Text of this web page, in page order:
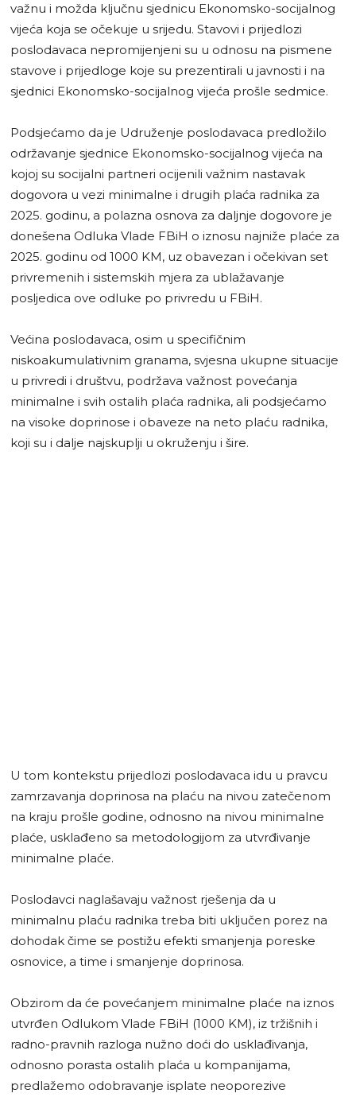
važnu i možda ključnu sjednicu Ekonomsko-socijalnog
vijeća koja se očekuje u srijedu. Stavovi i prijedlozi
poslodavaca nepromijenjeni su u odnosu na pismene
stavove i prijedloge koje su prezentirali u javnosti i na
sjednici Ekonomsko-socijalnog vijeća prošle sedmice.
Podsjećamo da je Udruženje poslodavaca predložilo
održavanje sjednice Ekonomsko-socijalnog vijeća na
kojoj su socijalni partneri ocijenili važnim nastavak
dogovora u vezi minimalne i drugih plaća radnika za
2025. godinu, a polazna osnova za daljnje dogovore je
donešena Odluka Vlade FBiH o iznosu najniže plaće za
2025. godinu od 1000 KM, uz obavezan i očekivan set
privremenih i sistemskih mjera za ublažavanje
posljedica ove odluke po privredu u FBiH.
Većina poslodavaca, osim u specifičnim
niskoakumulativnim granama, svjesna ukupne situacije
u privredi i društvu, podržava važnost povećanja
minimalne i svih ostalih plaća radnika, ali podsjećamo
na visoke doprinose i obaveze na neto plaću radnika,
koji su i dalje najskuplji u okruženju i šire.
U tom kontekstu prijedlozi poslodavaca idu u pravcu
zamrzavanja doprinosa na plaću na nivou zatečenom
na kraju prošle godine, odnosno na nivou minimalne
plaće, usklađeno sa metodologijom za utvrđivanje
minimalne plaće.
Poslodavci naglašavaju važnost rješenja da u
minimalnu plaću radnika treba biti uključen porez na
dohodak čime se postižu efekti smanjenja poreske
osnovice, a time i smanjenje doprinosa.
Obzirom da će povećanjem minimalne plaće na iznos
utvrđen Odlukom Vlade FBiH (1000 KM), iz tržišnih i
radno-pravnih razloga nužno doći do usklađivanja,
odnosno porasta ostalih plaća u kompanijama,
predlažemo odobravanje isplate neoporezive